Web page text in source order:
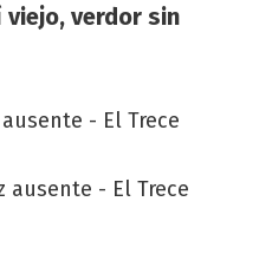
viejo, verdor sin
- El Trece
ausente - El Trece